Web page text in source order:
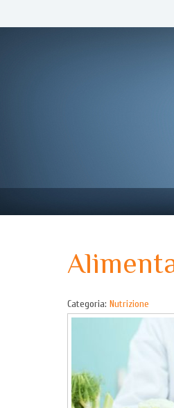
Categoria: Nutrizione